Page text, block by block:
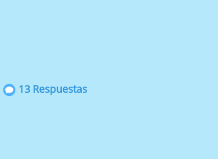
13 Respuestas